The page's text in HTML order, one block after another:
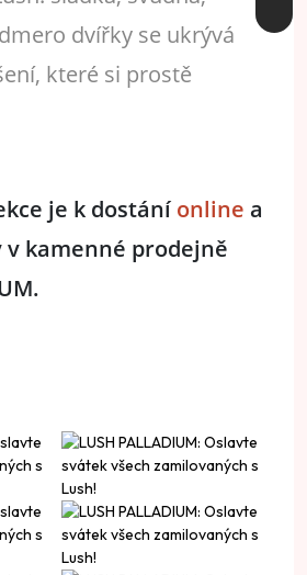
dvířky se ukrývá
které si prostě
je k dostání online a
kamenné prodejně